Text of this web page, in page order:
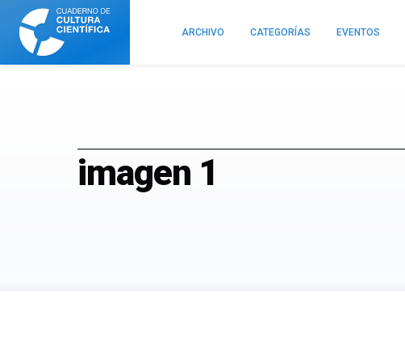
Cuaderno
Cultura
Científica
ARCHIVO CATEGORÍAS EVENTOS
imagen 1